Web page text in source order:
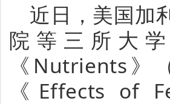
近日，美国加
院等三所大
《Nutrients
《Effects of